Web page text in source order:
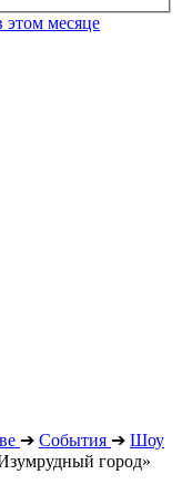
этом месяце
➔ События ➔ Шоу
город»